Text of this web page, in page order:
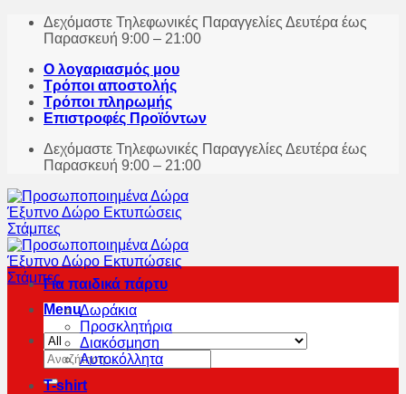
Skip
Δεχόμαστε Τηλεφωνικές Παραγγελίες Δευτέρα έως
Παρασκευή 9:00 – 21:00
Ο λογαριασμός μου
Τρόποι αποστολής
Τρόποι πληρωμής
Επιστροφές Προϊόντων
Δεχόμαστε Τηλεφωνικές Παραγγελίες Δευτέρα έως
Παρασκευή 9:00 – 21:00
Menu
Αναζήτηση
για:
Για παιδικά πάρτυ
Δωράκια
Προσκλητήρια
Διακόσμηση
Αυτοκόλλητα
T-shirt